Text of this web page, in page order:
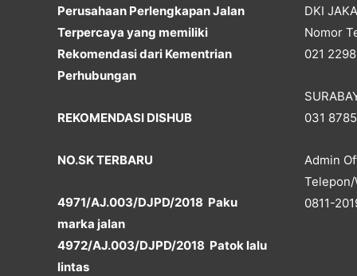
Perusahaan Perlengkapan Jalan
Terpercaya yang memiliki
Rekomendasi dari Kementrian
Perhubungan
REKOMENDASI DISHUB
NO.SK TERBARU
4971/AJ.003/DJPD/2018 Paku
marka jalan
4972/AJ.003/DJPD/2018 Patok lalu
lintas
DKI
Nomor
021
031
Admin
Telepon/
0811-